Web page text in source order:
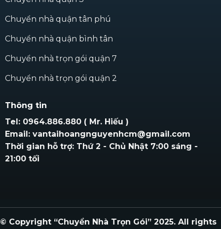
Chuyển nhà quận tân phú
Chuyển nhà quận bình tân
Chuyển nhà trọn gói quận 7
Chuyển nhà trọn gói quận 2
Thông tin
Tel: 0964.886.880 ( Mr. Hiếu )
Email: vantaihoangnguyenhcm@gmail.com
Thời gian hỗ trợ: Thứ 2 - Chủ Nhật 7:00 sáng -
21:00 tối
© Copyright “Chuyển Nhà Trọn Gói” 2025. All rights